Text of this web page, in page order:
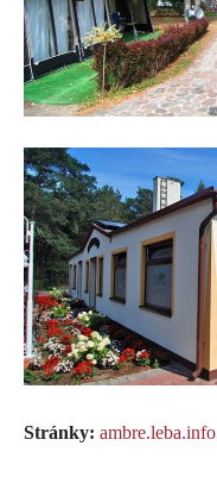
Stránky: ambre.leba.info